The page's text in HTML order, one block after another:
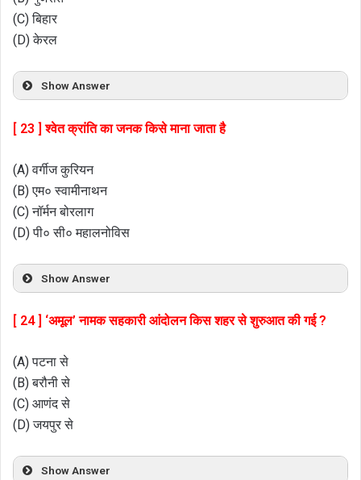
(C) बिहार
(D) केरल
Show Answer
[ 23 ] श्वेत क्रांति का जनक किसे माना जाता है
(A) वर्गीज कुरियन
(B) एम० स्वामीनाथन
(C) नॉर्मन बोरलाग
(D) पी० सी० महालनोविस
Show Answer
[ 24 ] ‘अमूल’ नामक सहकारी आंदोलन किस शहर से शुरुआत की गई ?
(A) पटना से
(B) बरौनी से
(C) आणंद से
(D) जयपुर से
Show Answer